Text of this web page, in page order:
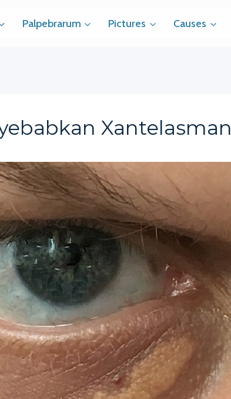
Palpebrarum Pictures Causes
Xantelasman